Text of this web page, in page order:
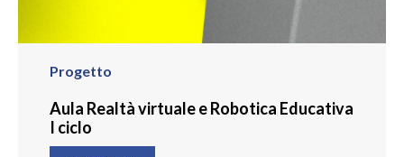
Progetto
Aula Realtà virtuale e Robotica Educativa
I ciclo